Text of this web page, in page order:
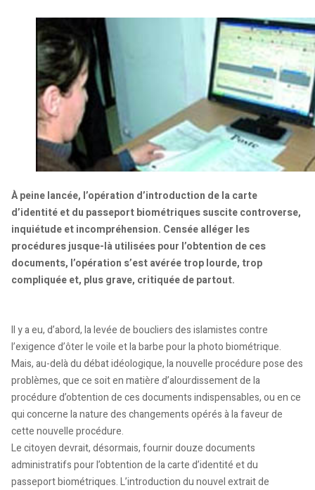
À peine lancée, l’opération d’introduction de la carte
d’identité et du passeport biométriques suscite controverse,
inquiétude et incompréhension. Censée alléger les
procédures jusque-là utilisées pour l’obtention de ces
documents, l’opération s’est avérée trop lourde, trop
compliquée et, plus grave, critiquée de partout.
Il y a eu, d’abord, la levée de boucliers des islamistes contre
l’exigence d’ôter le voile et la barbe pour la photo biométrique.
Mais, au-delà du débat idéologique, la nouvelle procédure pose des
problèmes, que ce soit en matière d’alourdissement de la
procédure d’obtention de ces documents indispensables, ou en ce
qui concerne la nature des changements opérés à la faveur de
cette nouvelle procédure.
Le citoyen devrait, désormais, fournir douze documents
administratifs pour l’obtention de la carte d’identité et du
passeport biométriques. L’introduction du nouvel extrait de